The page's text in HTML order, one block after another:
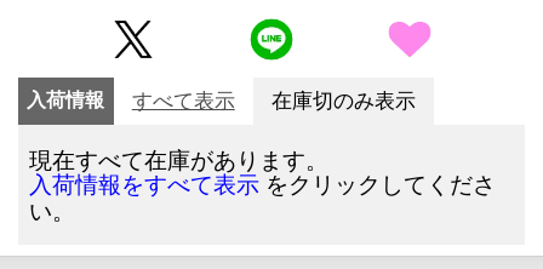
入荷情報 すべて表示 在庫切のみ表示
現在すべて在庫があります。
入荷情報をすべて表示 をクリックしてくださ
い。